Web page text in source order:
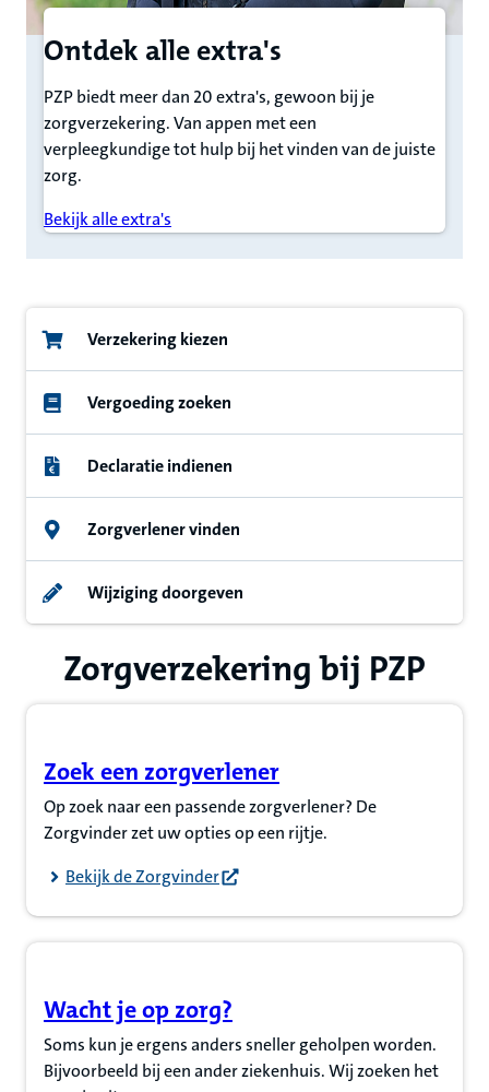
Ontdek alle extra's
PZP biedt meer dan 20 extra's, gewoon bij je
zorgverzekering. Van appen met een
verpleegkundige tot hulp bij het vinden van de juiste
zorg.
Bekijk alle extra's
Verzekering kiezen
Vergoeding zoeken
Declaratie indienen
Zorgverlener vinden
Wijziging doorgeven
Zorgverzekering bij PZP
Zoek een zorgverlener
(Opent in nieuw tabblad)
Op zoek naar een passende zorgverlener? De
Zorgvinder zet uw opties op een rijtje.
Bekijk de Zorgvinder
Wacht je op zorg?
(Opent in nieuw tabblad)
Soms kun je ergens anders sneller geholpen worden.
Bijvoorbeeld bij een ander ziekenhuis. Wij zoeken het